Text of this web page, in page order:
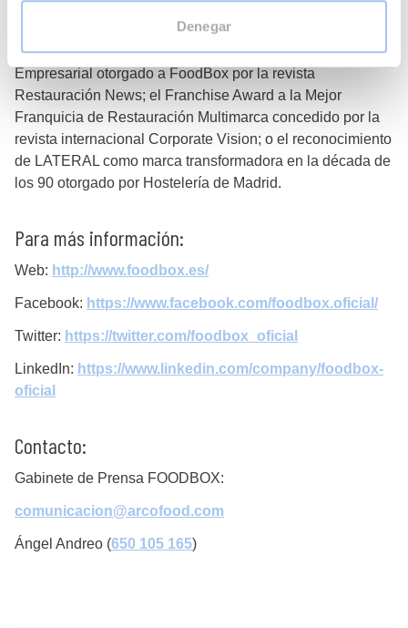
Denegar
FoodBox suma diferentes premios y reconocimientos,
como el Premio Hot Concept a la Mejor Gestión
Empresarial otorgado a FoodBox por la revista
Restauración News; el Franchise Award a la Mejor
Franquicia de Restauración Multimarca concedido por la
revista internacional Corporate Vision; o el reconocimiento
de LATERAL como marca transformadora en la década de
los 90 otorgado por Hostelería de Madrid.
Para más información:
Web: http://www.foodbox.es/
Facebook: https://www.facebook.com/foodbox.oficial/
Twitter: https://twitter.com/foodbox_oficial
LinkedIn: https://www.linkedin.com/company/foodbox-
oficial
Contacto:
Gabinete de Prensa FOODBOX:
comunicacion@arcofood.com
Ángel Andreo (650 105 165)